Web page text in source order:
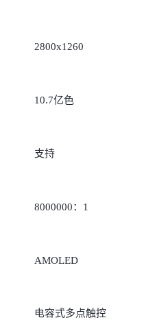
2800x1260
10.7亿色
支持
8000000：1
AMOLED
电容式多点触控